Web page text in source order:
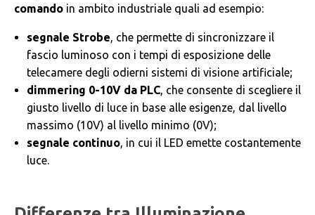
comando in ambito industriale quali ad esempio:
segnale Strobe, che permette di sincronizzare il
fascio luminoso con i tempi di esposizione delle
telecamere degli odierni sistemi di visione artificiale;
dimmering 0-10V da PLC, che consente di scegliere il
giusto livello di luce in base alle esigenze, dal livello
massimo (10V) al livello minimo (0V);
segnale continuo, in cui il LED emette costantemente
luce.